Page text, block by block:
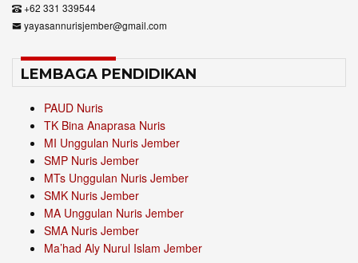
+62 331 339544
yayasannurisjember@gmail.com
LEMBAGA PENDIDIKAN
PAUD Nuris
TK Bina Anaprasa Nuris
MI Unggulan Nuris Jember
SMP Nuris Jember
MTs Unggulan Nuris Jember
SMK Nuris Jember
MA Unggulan Nuris Jember
SMA Nuris Jember
Ma’had Aly Nurul Islam Jember